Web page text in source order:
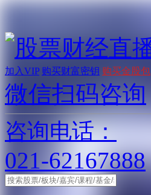
加入VIP 购买财富密钥 购买金股包
微信扫码咨询
咨询电话：
021-62167888